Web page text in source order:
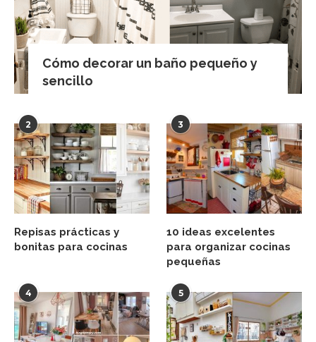
Cómo decorar un baño pequeño y
sencillo
2
Repisas prácticas y
bonitas para cocinas
3
10 ideas excelentes
para organizar cocinas
pequeñas
4 5